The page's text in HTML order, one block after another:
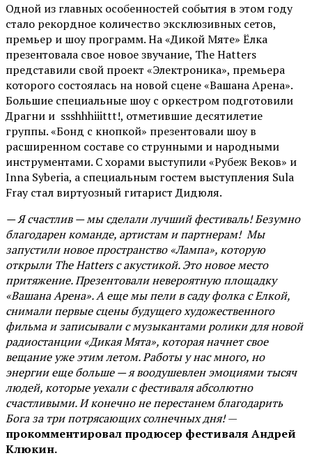
Одной из главных особенностей события в этом году
стало рекордное количество эксклюзивных сетов,
премьер и шоу программ. На «Дикой Мяте» Ёлка
презентовала свое новое звучание, The Hatters
представили свой проект «Электроника», премьера
которого состоялась на новой сцене «Вашана Арена».
Большие специальные шоу с оркестром подготовили
Драгни и ssshhhiiittt!, отметившие десятилетие
группы. «Бонд с кнопкой» презентовали шоу в
расширенном составе со струнными и народными
инструментами. С хорами выступили «Рубеж Веков» и
Inna Syberia, а специальным гостем выступления Sula
Fray стал виртуозный гитарист Дидюля.
— Я счастлив — мы сделали лучший фестиваль! Безумно
благодарен команде, артистам и партнерам! Мы
запустили новое пространство «Лампа», которую
открыли The Hatters с акустикой. Это новое место
притяжение. Презентовали невероятную площадку
«Вашана Арена». А еще мы пели в саду фолка с Елкой,
снимали первые сцены будущего художественного
фильма и записывали с музыкантами ролики для новой
радиостанции «Дикая Мята», которая начнет свое
вещание уже этим летом. Работы у нас много, но
энергии еще больше — я воодушевлен эмоциями тысяч
людей, которые уехали с фестиваля абсолютно
счастливыми. И конечно не перестанем благодарить
Бога за три потрясающих солнечных дня!—
прокомментировал продюсер фестиваля Андрей
Клюкин.